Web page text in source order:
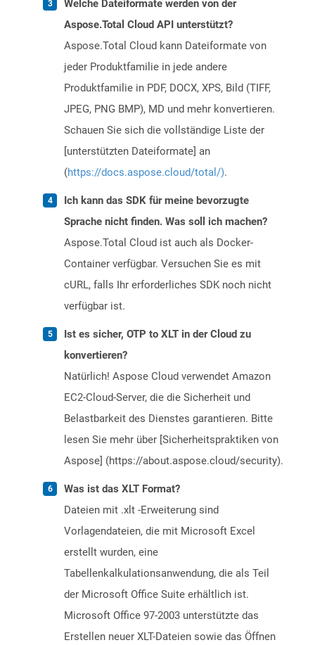
Welche Dateiformate werden von der
Aspose.Total Cloud API unterstützt?
Aspose.Total Cloud kann Dateiformate von
jeder Produktfamilie in jede andere
Produktfamilie in PDF, DOCX, XPS, Bild (TIFF,
JPEG, PNG BMP), MD und mehr konvertieren.
Schauen Sie sich die vollständige Liste der
[unterstützten Dateiformate] an
(https://docs.aspose.cloud/total/).
Ich kann das SDK für meine bevorzugte
Sprache nicht finden. Was soll ich machen?
Aspose.Total Cloud ist auch als Docker-
Container verfügbar. Versuchen Sie es mit
cURL, falls Ihr erforderliches SDK noch nicht
verfügbar ist.
Ist es sicher, OTP to XLT in der Cloud zu
konvertieren?
Natürlich! Aspose Cloud verwendet Amazon
EC2-Cloud-Server, die die Sicherheit und
Belastbarkeit des Dienstes garantieren. Bitte
lesen Sie mehr über [Sicherheitspraktiken von
Aspose] (https://about.aspose.cloud/security).
Was ist das XLT Format?
Dateien mit .xlt -Erweiterung sind
Vorlagendateien, die mit Microsoft Excel
erstellt wurden, eine
Tabellenkalkulationsanwendung, die als Teil
der Microsoft Office Suite erhältlich ist.
Microsoft Office 97-2003 unterstützte das
Erstellen neuer XLT-Dateien sowie das Öffnen